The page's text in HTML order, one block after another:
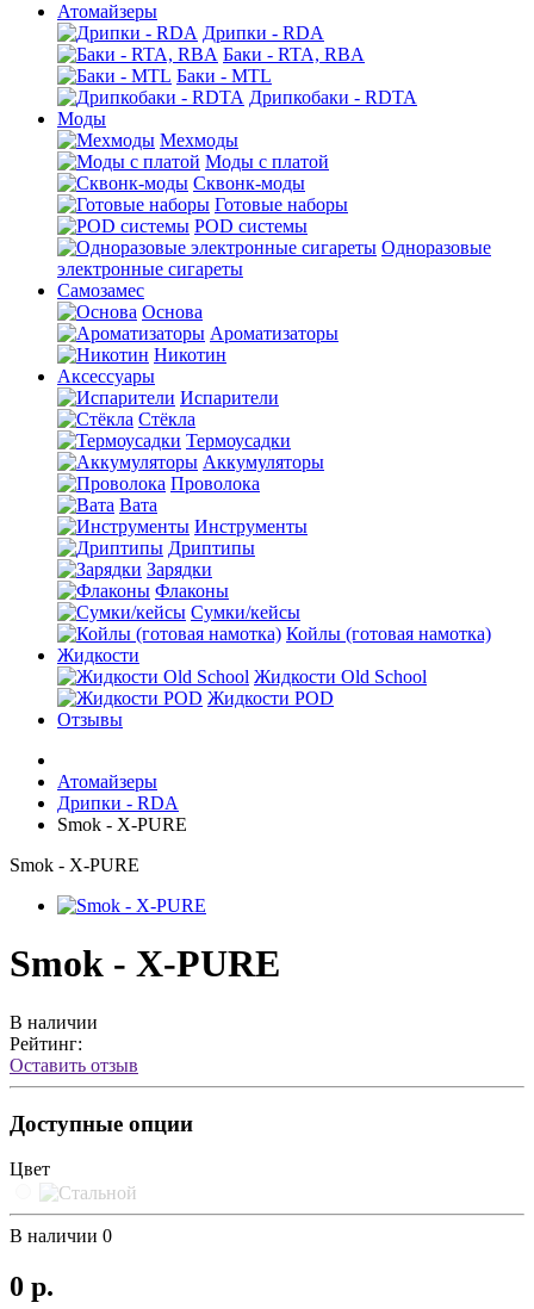
Атомайзеры
Дрипки - RDA
Баки - RTA, RBA
Баки - MTL
Дрипкобаки - RDTA
Моды
Мехмоды
Моды с платой
Сквонк-моды
Готовые наборы
POD системы
Одноразовые
электронные сигареты
Самозамес
Основа
Ароматизаторы
Никотин
Аксессуары
Испарители
Стёкла
Термоусадки
Аккумуляторы
Проволока
Вата
Инструменты
Дриптипы
Зарядки
Флаконы
Сумки/кейсы
Койлы (готовая намотка)
Жидкости
Жидкости Old School
Жидкости POD
Отзывы
Атомайзеры
Дрипки - RDA
Smok - X-PURE
Smok - X-PURE
Smok - X-PURE
В наличии
Рейтинг:
Оставить отзыв
Доступные опции
Цвет
В наличии 0
0 р.